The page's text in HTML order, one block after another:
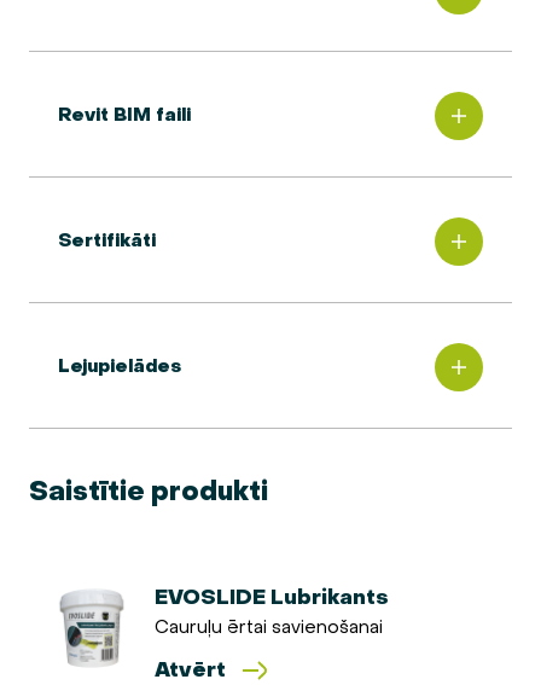
Revit BIM faili
Sertifikāti
Lejupielādes
Saistītie produkti
EVOSLIDE Lubrikants
Cauruļu ērtai savienošanai
Atvērt